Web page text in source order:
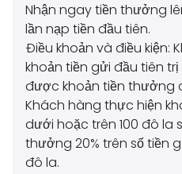
Nhận ngay tiền thưởng
lần nạp tiền đầu tiên.
Điều khoản và điều kiện:
khoản tiền gửi đầu tiên
được khoản tiền thưởng
Khách hàng thực hiện
dưới hoặc trên 100 đô la
thưởng 20% trên số tiền
đô la.